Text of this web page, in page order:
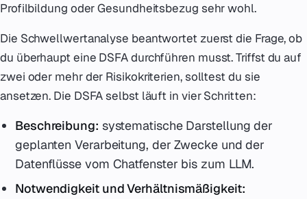
Profilbildung oder Gesundheitsbezug sehr wohl.
Die Schwellwertanalyse beantwortet zuerst die Frage, ob
du überhaupt eine DSFA durchführen musst. Triffst du auf
zwei oder mehr der Risikokriterien, solltest du sie
ansetzen. Die DSFA selbst läuft in vier Schritten:
Beschreibung: systematische Darstellung der
geplanten Verarbeitung, der Zwecke und der
Datenflüsse vom Chatfenster bis zum LLM.
Notwendigkeit und Verhältnismäßigkeit: